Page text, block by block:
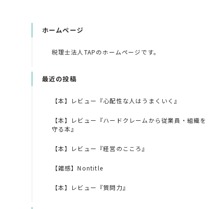
ホームページ
税理士法人TAPのホームページです。
最近の投稿
【本】レビュー『心配性な人はうまくいく』
【本】レビュー『ハードクレームから従業員・組織を
守る本』
【本】レビュー『経営のこころ』
【雑感】Nontitle
【本】レビュー『質問力』